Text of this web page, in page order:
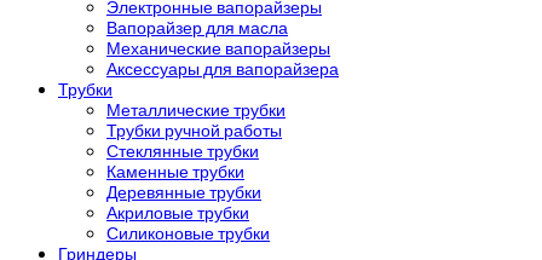
Электронные вапорайзеры
Вапорайзер для масла
Механические вапорайзеры
Аксессуары для вапорайзера
Трубки
Металлические трубки
Трубки ручной работы
Стеклянные трубки
Каменные трубки
Деревянные трубки
Акриловые трубки
Силиконовые трубки
Гриндеры